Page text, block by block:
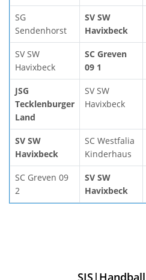
SG
Sendenhorst
SV SW
Havixbeck
SV SW
Havixbeck
SC Greven
09 1
JSG
Tecklenburger
Land
SV SW
Havixbeck
SV SW
Havixbeck
SC Westfalia
Kinderhaus
SC Greven 09
2
SV SW
Havixbeck